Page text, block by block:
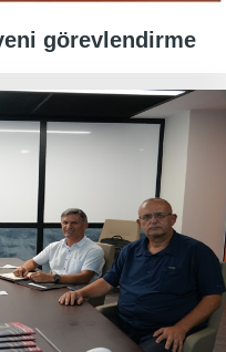
görevlendirme